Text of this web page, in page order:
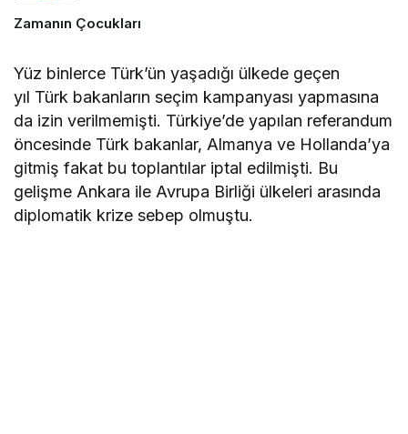
Zamanın Çocukları
Yüz binlerce Türk’ün yaşadığı ülkede geçen
yıl Türk bakanların seçim kampanyası yapmasına
da izin verilmemişti. Türkiye’de yapılan referandum
öncesinde Türk bakanlar, Almanya ve Hollanda’ya
gitmiş fakat bu toplantılar iptal edilmişti. Bu
gelişme Ankara ile Avrupa Birliği ülkeleri arasında
diplomatik krize sebep olmuştu.